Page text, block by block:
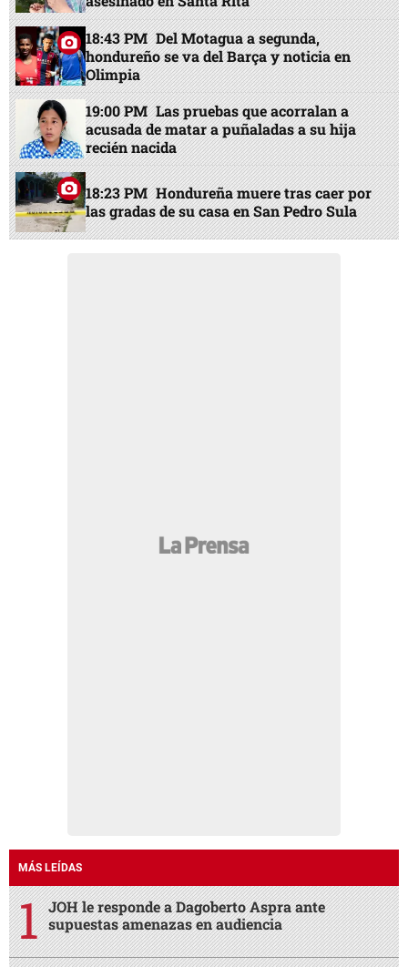
18:43 PM Del Motagua a segunda,
hondureño se va del Barça y noticia en
Olimpia
19:00 PM Las pruebas que acorralan a
acusada de matar a puñaladas a su hija
recién nacida
18:23 PM Hondureña muere tras caer por
las gradas de su casa en San Pedro Sula
MÁS LEÍDAS
JOH le responde a Dagoberto Aspra ante
supuestas amenazas en audiencia